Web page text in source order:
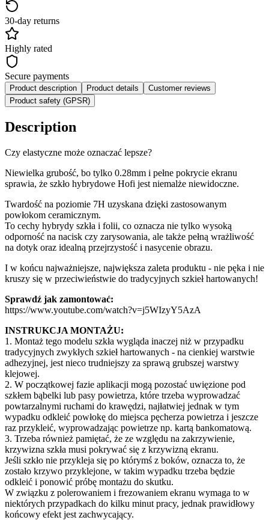
30-day returns
Highly rated
Secure payments
Product description Product details
Customer reviews
Product safety (GPSR)
Description
Czy elastyczne może oznaczać lepsze?
Niewielka grubość, bo tylko 0.28mm i pełne pokrycie ekranu
sprawia, że szkło hybrydowe Hofi jest niemalże niewidoczne.
Twardość na poziomie 7H uzyskana dzięki zastosowanym
powłokom ceramicznym.
To cechy hybrydy szkła i folii, co oznacza nie tylko wysoką
odporność na nacisk czy zarysowania, ale także pełną wrażliwość
na dotyk oraz idealną przejrzystość i nasycenie obrazu.
I w końcu najważniejsze, największa zaleta produktu - nie pęka i nie
kruszy się w przeciwieństwie do tradycyjnych szkieł hartowanych!
Sprawdź jak zamontować:
https://www.youtube.com/watch?v=j5WIzyY5AzA
INSTRUKCJA MONTAŻU:
1. Montaż tego modelu szkła wygląda inaczej niż w przypadku
tradycyjnych zwykłych szkieł hartowanych - na cienkiej warstwie
adhezyjnej, jest nieco trudniejszy za sprawą grubszej warstwy
klejowej.
2. W początkowej fazie aplikacji mogą pozostać uwięzione pod
szkłem bąbelki lub pasy powietrza, które trzeba wyprowadzać
powtarzalnymi ruchami do krawędzi, najłatwiej jednak w tym
wypadku odkleić powłokę do miejsca pęcherza powietrza i jeszcze
raz przykleić, wyprowadzając powietrze np. kartą bankomatową.
3. Trzeba również pamiętać, że ze względu na zakrzywienie,
krzywizna szkła musi pokrywać się z krzywizną ekranu.
Jeśli szkło nie przykleja się po którymś z boków, oznacza to, że
zostało krzywo przyklejone, w takim wypadku trzeba będzie
odkleić i ponowić próbę montażu do skutku.
W związku z polerowaniem i frezowaniem ekranu wymaga to w
niektórych przypadkach do kilku minut pracy, jednak prawidłowy
końcowy efekt jest zachwycający.